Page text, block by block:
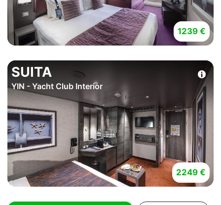
1239 €
SUITA
YIN - Yacht Club Interior
2249 €